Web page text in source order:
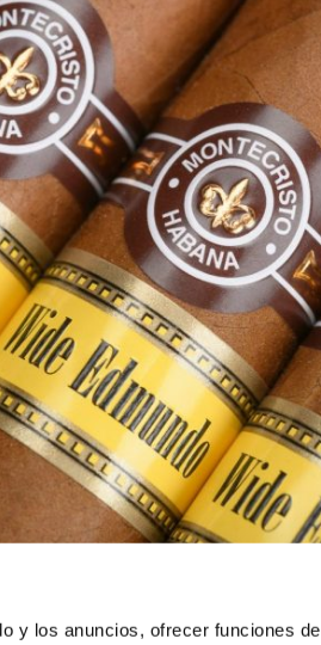
y los anuncios, ofrecer funciones de